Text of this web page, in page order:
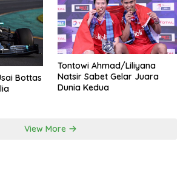
Bottas
Tontowi Ahmad/Liliyana
Natsir Sabet Gelar Juara
Dunia Kedua
View More